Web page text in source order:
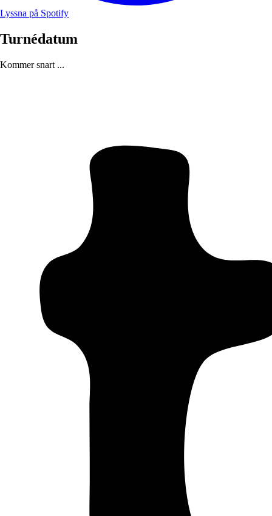
Lyssna på Spotify
Turnédatum
Kommer snart ...